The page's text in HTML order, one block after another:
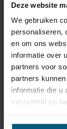
Deze website
We gebruiken
personaliseren,
en om ons
informatie over
partners voor
partners
informatie die u
verzameld op
Kabelset
Artikelnummer
Kabelset type